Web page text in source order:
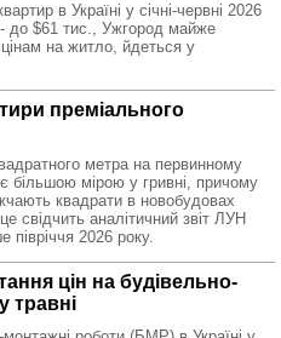
в Україні у січні-червні 2026
до $61 тис., Ужгород майже
на житло, йдеться у
преміального
метра на первинному
більшою мірою у гривні, причому
квадрати в новобудовах
свідчить аналітичний звіт ЛУН
півріччя 2026 року.
цін на будівельно-
травні